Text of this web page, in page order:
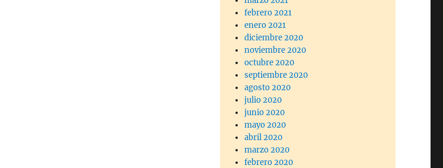
febrero 2021
enero 2021
diciembre 2020
noviembre 2020
octubre 2020
septiembre 2020
agosto 2020
julio 2020
junio 2020
mayo 2020
abril 2020
marzo 2020
febrero 2020